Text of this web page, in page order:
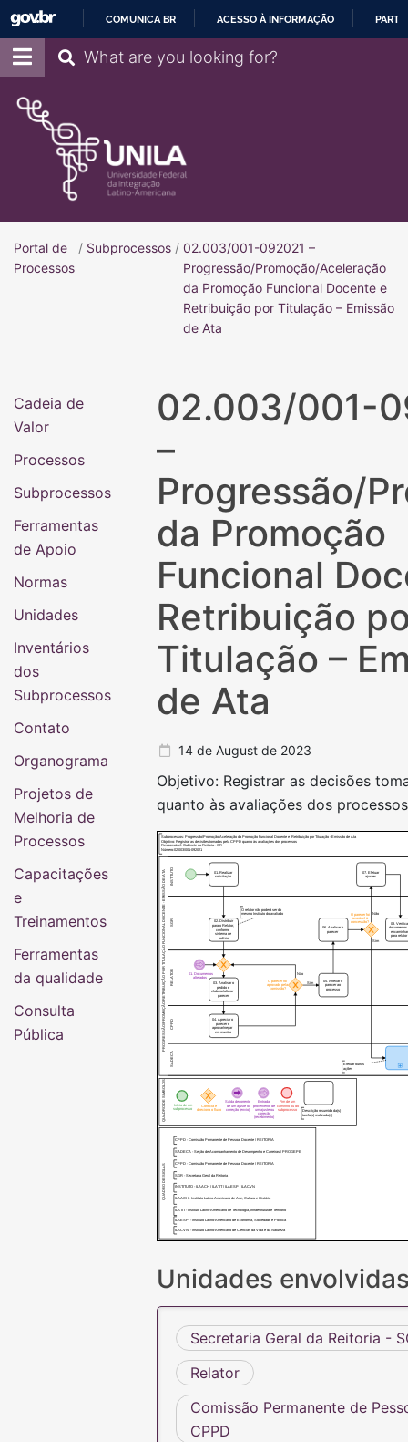
COMUNICA BR ACESSO À INFORMAÇÃO
Pesquisar
Portal de
ProcessosPortal de Processos
/ Subprocessos / 02.003/001-092021 –
Progressão/Promoção/Aceleração
da Promoção Funcional Docente e
Retribuição por Titulação – Emissão
de Ata
02.003/001-
–
Progressão/
da Promoção
Funcional
Retribuição
Titulação –
de Ata
14 de August de 2023
Objetivo: Registrar as decisões
quanto às avaliações dos processos
PROGRESSÃO/PROMOÇÃO/RETRIBUIÇÃO POR TITULAÇÃO FUNCIONAL DOCENTE - EMISSÃO DE ATA
SADECA
CPPD
RELATOR
SGR
INSTITUTO
02. Distribuir
para o Relator,
conforme
sistema de
rodízio
08.
para relator
O parecer foi
favorável à
concessão?
06. Analisar o
parecer
07. Efetuar
ajustes
05. Anexar o
parecer ao
processo
O parecer foi
aprovado pela
comissão?
04. Apreciar o
parecer e
aprovar/negar
em reunião
01. Realizar
solicitação
01. Documentos
alterados
03. Analisar o
pedido e
elaborar/alterar
parecer
Efetuar outras
ações
O relator não poderá ser do
mesmo Instituto do avaliado
Sim
Não
Sim
Não
QUADRO DE SIMBOLOS
Início de um
subprocesso
Conecta e
direciona o fluxo
Saída decorrente
de um ajuste ou
correção (envio)
Entrada
proveniente de
um ajuste ou
correção
(recebimento)
Fim de um
caminho ou do
subprocesso Descrição resumida da(s)
tarefa(s) realizada(s)
QUADRO DE SIGLAS
CPPD - Comissão Pemanente de Pessoal Docente / REITORIA
SADECA - Seção de Acompanhamento de Desempenho e Carreiras / PROGEPE
CPPD - Comissão Pemanente de Pessoal Docente / REITORIA
SGR - Secretaria Geral da Reitoria
INSTITUTO - ILAACH / ILATIT / ILAESP / ILACVN
ILAACH - Instituto Latino-Americano de Arte, Cultura e História
ILATIT - Instituto Latino-Americano de Tecnologia, Infraestrutura e Território
ILAESP - Instituto Latino-Americano de Economia, Sociedade e Política
ILACVN - Instituto Latino-Americano de Ciências da Vida e da Natureza
Subprocessos: Progressão/Promoção/Aceleração da Promoção Funcional Docente e Retribuição por Titulação - Emissão de Ata
Objetivo: Registrar as decisões tomadas pela CPPD quanto às avaliações dos processos
Responsável: Gabinete da Reitoria - GR
Número:02.003/001-092021
Unidades
Secretaria Geral da Reitoria -
Relator
Comissão Permanente de
CPPD
Cadeia de
Valor
Processos
Subprocessos
Ferramentas
de Apoio
Normas
Unidades
Inventários
dos
Subprocessos
Contato
Organograma
Projetos de
Melhoria de
Processos
Capacitações
e
Treinamentos
Ferramentas
da qualidade
Consulta
Pública